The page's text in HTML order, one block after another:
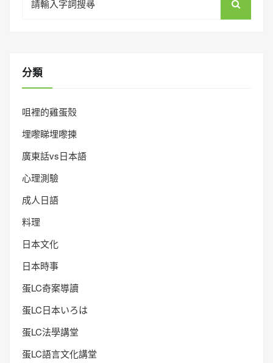
for:
分類
咀裡的雞蛋殼
埋嚟睇埋嚟揀
廣東話vs日本語
心理測驗
成人日語
料理
日本文化
日本時事
蛋LC奇案導讀
蛋LC日本いろは
蛋LC法學講堂
蛋LC語言文化講堂